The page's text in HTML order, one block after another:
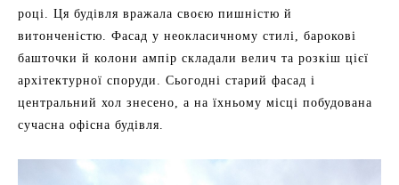
році. Ця будівля вражала своєю пишністю й
витонченістю. Фасад у неокласичному стилі, барокові
башточки й колони ампір складали велич та розкіш цієї
архітектурної споруди. Сьогодні старий фасад і
центральний хол знесено, а на їхньому місці побудована
сучасна офісна будівля.